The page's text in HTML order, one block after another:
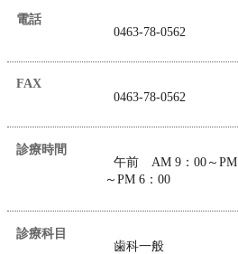
電話
0463-78-0562
FAX
0463-78-0562
診療時間
午前 AM 9：00～
～PM 6：00
診療科目
歯科一般